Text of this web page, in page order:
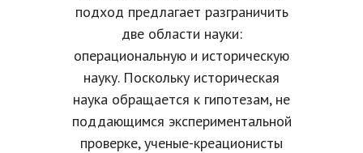
подход предлагает разграничить
две области науки:
операциональную и историческую
науку. Поскольку историческая
наука обращается к гипотезам, не
поддающимся экспериментальной
проверке, ученые-креационисты